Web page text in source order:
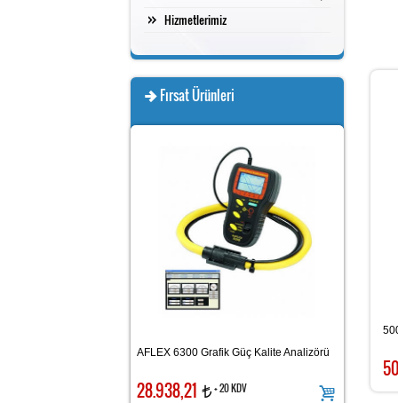
Hizmetlerimiz
Fırsat Ürünleri
AFLEX 6300 Grafik Güç Kalite Analizörü
28.938,21 t + 20 KDV 16.128,80